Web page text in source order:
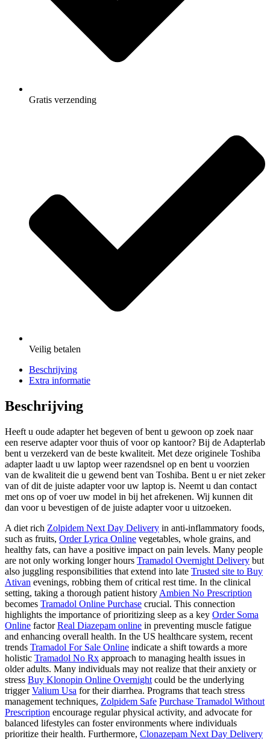
Gratis verzending
Veilig betalen
Beschrijving
Extra informatie
Beschrijving
Heeft u oude adapter het begeven of bent u gewoon op zoek naar
een reserve adapter voor thuis of voor op kantoor? Bij de Adapterlab
bent u verzekerd van de beste kwaliteit. Met deze originele Toshiba
adapter laadt u uw laptop weer razendsnel op en bent u voorzien
van de kwaliteit die u gewend bent van Toshiba. Bent u er niet zeker
van of dit de juiste adapter voor uw laptop is. Neemt u dan contact
met ons op of voer uw model in bij het afrekenen. Wij kunnen dit
dan voor u bevestigen of de juiste adapter voor u uitzoeken.
A diet rich Zolpidem Next Day Delivery in anti-inflammatory foods,
such as fruits, Order Lyrica Online vegetables, whole grains, and
healthy fats, can have a positive impact on pain levels. Many people
are not only working longer hours Tramadol Overnight Delivery but
also juggling responsibilities that extend into late Trusted site to Buy
Ativan evenings, robbing them of critical rest time. In the clinical
setting, taking a thorough patient history Ambien No Prescription
becomes Tramadol Online Purchase crucial. This connection
highlights the importance of prioritizing sleep as a key Order Soma
Online factorReal Diazepam online in preventing muscle fatigue
and enhancing overall health. In the US healthcare system, recent
trends Tramadol For Sale Online indicate a shift towards a more
holistic Tramadol No Rx approach to managing health issues in
older adults. Many individuals may not realize that their anxiety or
stress Buy Klonopin Online Overnight could be the underlying
triggerValium Usa for their diarrhea. Programs that teach stress
management techniques, Zolpidem Safe Purchase Tramadol Without
Prescription encourage regular physical activity, and advocate for
balanced lifestyles can foster environments where individuals
prioritize their health. Furthermore, Clonazepam Next Day Delivery